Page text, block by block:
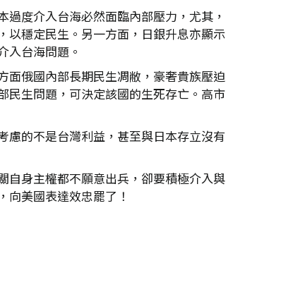
度介入台海必然面臨內部壓力，尤其，
以穩定民生。另一方面，日銀升息亦顯示
入台海問題。
面俄國內部長期民生凋敝，豪奢貴族壓迫
民生問題，可決定該國的生死存亡。高市
慮的不是台灣利益，甚至與日本存立沒有
自身主權都不願意出兵，卻要積極介入與
美國表達效忠罷了！